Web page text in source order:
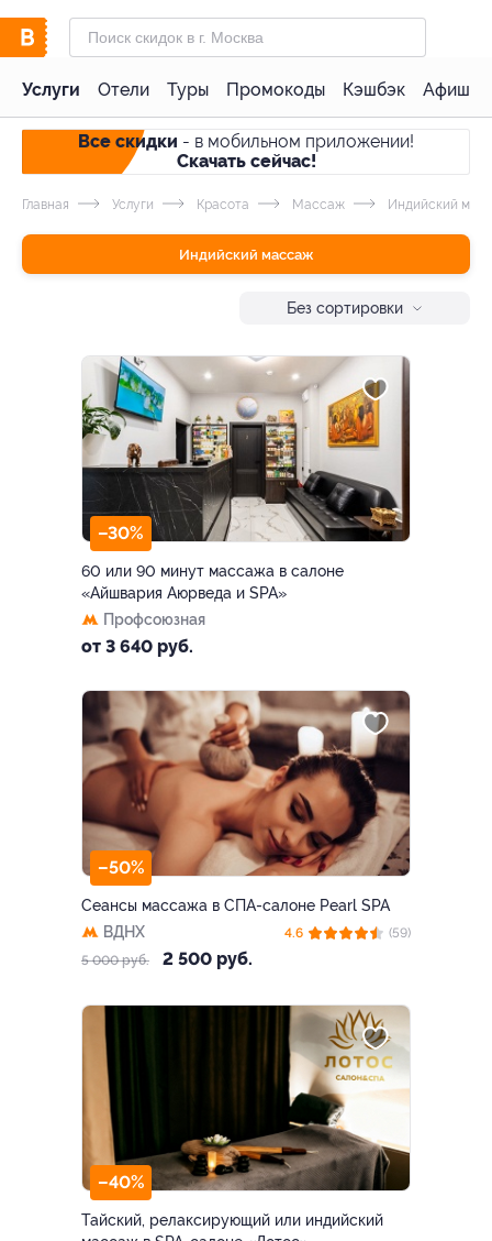
Услуги Отели Туры Промокоды Кэшбэк Афиша
Все скидки - в мобильном приложении!
Скачать сейчас!
Главная Услуги Красота Массаж Индийский
Индийский массаж
Без сортировки
–30%
60 или 90 минут массажа в салоне
«Айшвария Аюрведа и SPA»
Профсоюзная
от 3 640 руб.
–50%
Сеансы массажа в СПА-салоне Pearl SPA
ВДНХ
5 000 руб. 2 500 руб.
4.6 (59)
–40%
Тайский, релаксирующий или индийский